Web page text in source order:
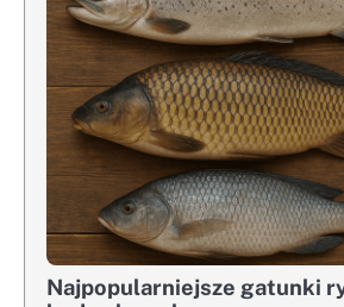
Najpopularniejsze gatunki